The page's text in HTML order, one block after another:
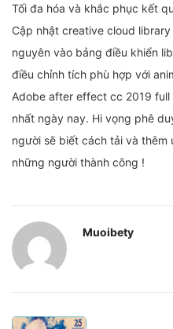
Tối đa hóa và khắc phục kết
Cập nhật creative cloud
nguyên vào bảng điều khiển
điều chỉnh tích phù hợp với
Adobe after effect cc 2019
nhất ngày nay. Hi vọng phê
người sẽ biết cách tải và thêm
những người thành công !
Muoibety